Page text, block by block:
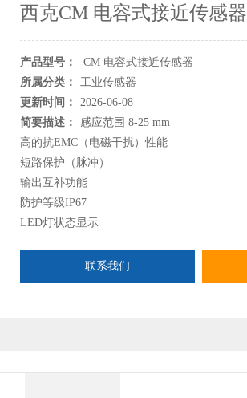
西克CM 电容式接近传感器
产品型号：
CM 电容式接近传感器
所属分类：
工业传感器
更新时间：
2026-06-08
简要描述：
感应范围 8-25 mm
高的抗EMC（电磁干扰）性能
短路保护（脉冲）
输出互补功能
防护等级IP67
LED灯状态显示
联系我们